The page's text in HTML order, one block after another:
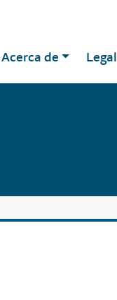
Acerca de Legal